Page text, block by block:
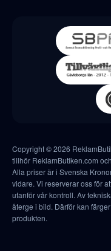
Copyright © 2026
tillhör ReklamButiken.com
Alla priser är i Svenska
vidare. Vi reserverar oss för
utanför vår kontroll. Av
återge i bild. Därför kan
produkten.